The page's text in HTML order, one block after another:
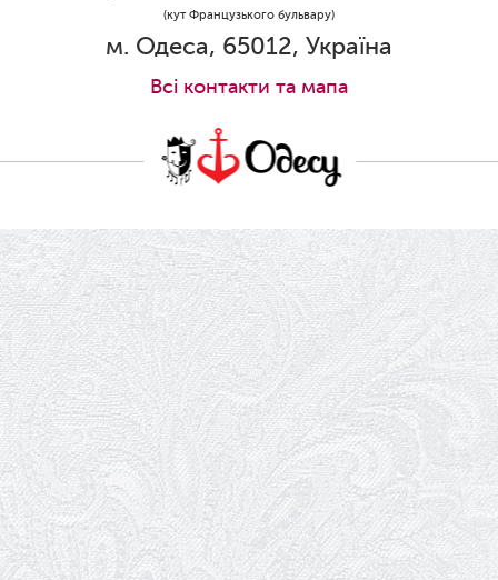
Ювілей Станіслава Зайцева
18.05.2026
Шукаємо інженерів і техніків
17.05.2026
Ювілей Валентини Бородіної
13.05.2026
Конкурс на заміщення вакантних
посад
12.05.2026
Ювілей Світлани Коцюренко
10.05.2026
(кут Французького бульвару)
м. Одеса, 65012, Україна
Всi контакти та мапа